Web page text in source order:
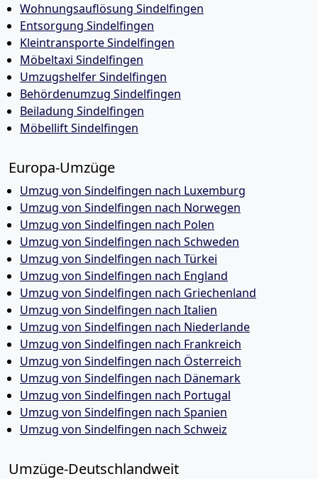
Wohnungsauflösung Sindelfingen
Entsorgung Sindelfingen
Kleintransporte Sindelfingen
Möbeltaxi Sindelfingen
Umzugshelfer Sindelfingen
Behördenumzug Sindelfingen
Beiladung Sindelfingen
Möbellift Sindelfingen
Europa-Umzüge
Umzug von Sindelfingen nach Luxemburg
Umzug von Sindelfingen nach Norwegen
Umzug von Sindelfingen nach Polen
Umzug von Sindelfingen nach Schweden
Umzug von Sindelfingen nach Türkei
Umzug von Sindelfingen nach England
Umzug von Sindelfingen nach Griechenland
Umzug von Sindelfingen nach Italien
Umzug von Sindelfingen nach Niederlande
Umzug von Sindelfingen nach Frankreich
Umzug von Sindelfingen nach Österreich
Umzug von Sindelfingen nach Dänemark
Umzug von Sindelfingen nach Portugal
Umzug von Sindelfingen nach Spanien
Umzug von Sindelfingen nach Schweiz
Umzüge-Deutschlandweit